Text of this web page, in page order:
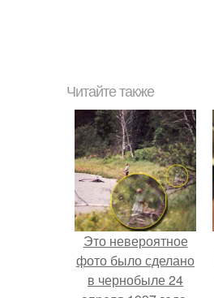
Читайте также
Это невероятное
фото было сделано
в чернобыле 24